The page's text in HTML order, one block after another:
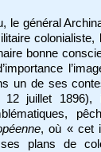
le général
bonne
un de ses
12 juillet 1896),
, où « cet
plans de